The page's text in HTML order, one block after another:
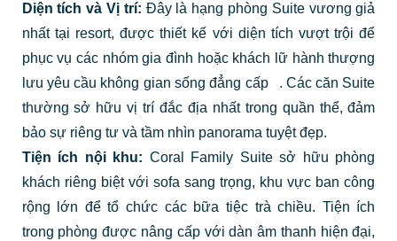
Diện tích và Vị trí: Đây là hạng phòng Suite vương giả
nhất tại resort, được thiết kế với diện tích vượt trội để
phục vụ các nhóm gia đình hoặc khách lữ hành thượng
lưu yêu cầu không gian sống đẳng cấp
. Các căn Suite
thường sở hữu vị trí đắc địa nhất trong quần thể, đảm
bảo sự riêng tư và tầm nhìn panorama tuyệt đẹp.
Tiện ích nội khu: Coral Family Suite sở hữu phòng
khách riêng biệt với sofa sang trọng, khu vực ban công
rộng lớn để tổ chức các bữa tiệc trà chiều. Tiện ích
trong phòng được nâng cấp với dàn âm thanh hiện đại,